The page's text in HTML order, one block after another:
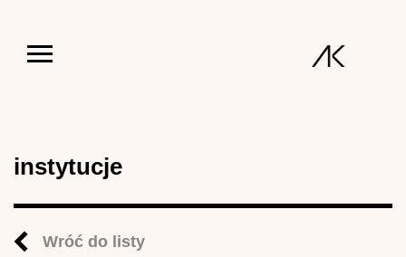
instytucje
Wróć do listy